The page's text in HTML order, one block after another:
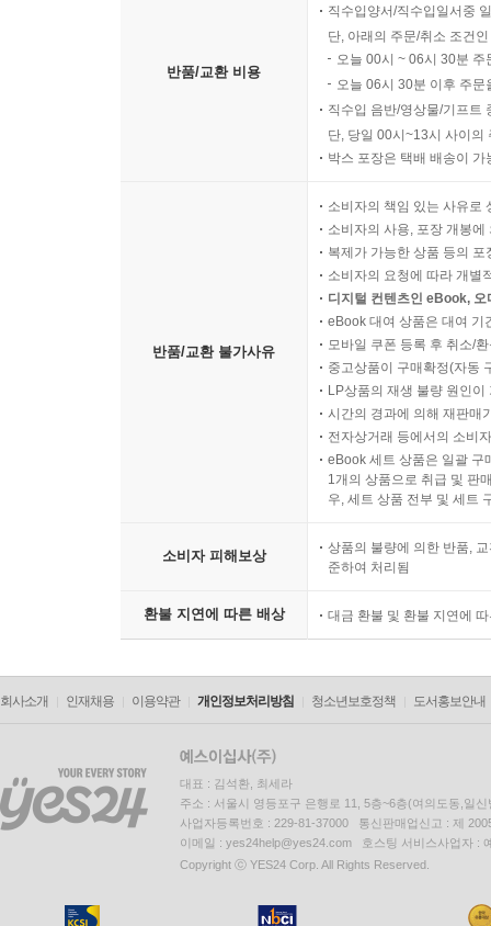
반품/교환 비용
직수입양서/직수입일서중
단, 아래의 주문/취소 조건
오늘 00시 ~ 06시 30분
오늘 06시 30분 이후 주
직수입 음반/영상물/기프트
단, 당일 00시~13시 사이의
박스 포장은 택배 배송이
반품/교환 불가사유
소비자의 책임 있는 사유로
소비자의 사용, 포장 개봉
복제가 가능한 상품 등의
소비자의 요청에 따라 개별
디지털 컨텐츠인 eBook,
eBook 대여 상품은 대여 기
모바일 쿠폰 등록 후 취소/
중고상품이 구매확정(자동
LP상품의 재생 불량 원인
시간의 경과에 의해 재판매
전자상거래 등에서의 소비
eBook 세트 상품은 일괄 구
1개의 상품으로 취급 및 판
우, 세트 상품 전부 및 세트
소비자 피해보상
상품의 불량에 의한 반품,
준하여 처리됨
환불 지연에 따른 배상 대금 환불 및 환불 지연에
회사소개 인재채용 이용약관 개인정보처리방침 청소년보호정책 도서홍보안내
대표 : 김석환, 최세라
주소 : 서울시 영등포구 은행로 11, 5층~6층(여의도동,일신
사업자등록번호 : 229-81-37000 통신판매업신고 : 제
이메일 : yes24help@yes24.com 호스팅 서비스사업자 :
Copyright ⓒ YES24 Corp. All Rights Reserved.